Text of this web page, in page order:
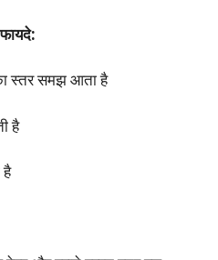
स्तर समझ आता है
है
है